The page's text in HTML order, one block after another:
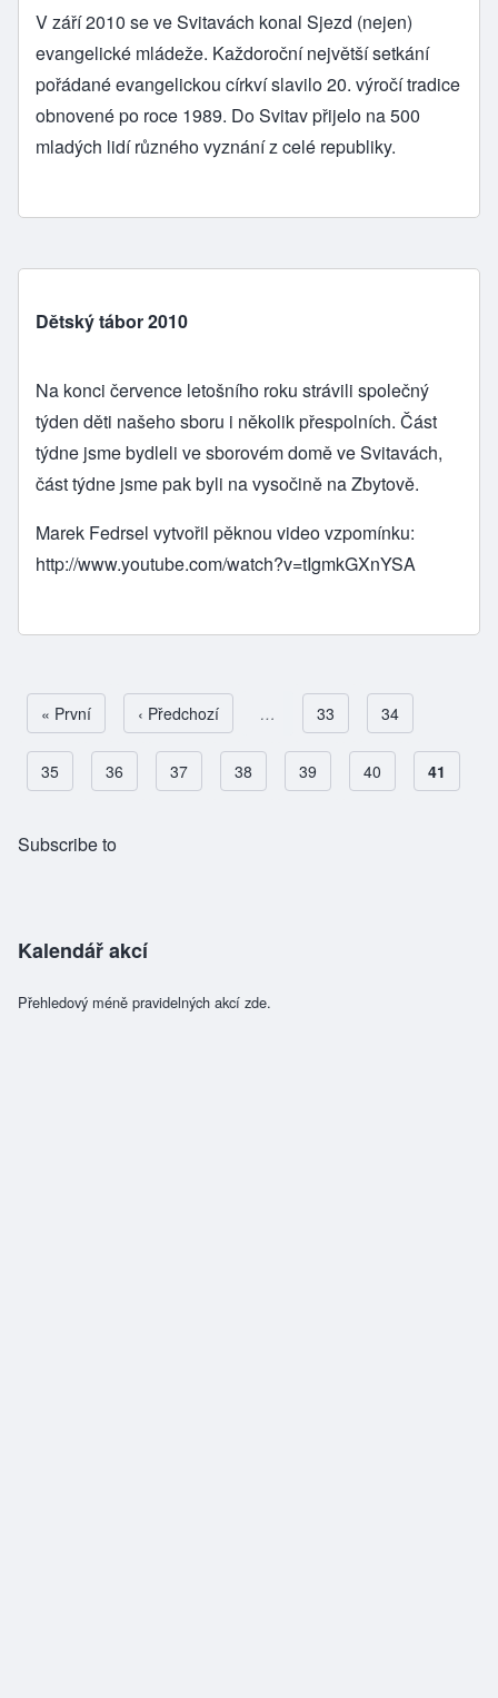
V září 2010 se ve Svitavách konal Sjezd (nejen)
evangelické mládeže. Každoroční největší setkání
pořádané evangelickou církví slavilo 20. výročí tradice
obnovené po roce 1989. Do Svitav přijelo na 500
mladých lidí různého vyznání z celé republiky.
Dětský tábor 2010
Na konci července letošního roku strávili společný
týden děti našeho sboru i několik přespolních. Část
týdne jsme bydleli ve sborovém domě ve Svitavách,
část týdne jsme pak byli na vysočině na Zbytově.
Marek Fedrsel vytvořil pěknou video vzpomínku:
http://www.youtube.com/watch?v=tIgmkGXnYSA
Pagination
First page
« První Předchozí stránka
‹ Předchozí … Page
33 Page
34
Page
35 Page
36 Page
37 Page
38 Page
39 Page
40 Aktuální
41
Subscribe to
Kalendář akcí
Přehledový méně pravidelných akcí zde.